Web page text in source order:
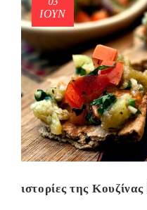
ΙΟΎΝ
ιστορίες της